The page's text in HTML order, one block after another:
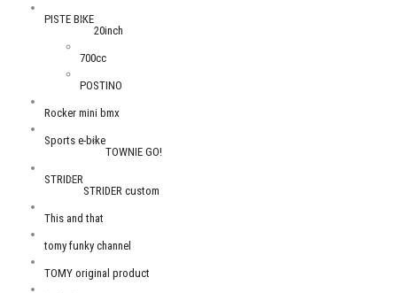
PISTE BIKE
20inch
700cc
POSTINO
Rocker mini bmx
Sports e-bike
TOWNIE GO!
STRIDER
STRIDER custom
This and that
tomy funky channel
TOMY original product